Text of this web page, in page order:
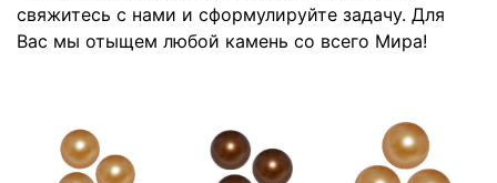
свяжитесь с нами и сформулируйте задачу. Для
Вас мы отыщем любой камень со всего Мира!